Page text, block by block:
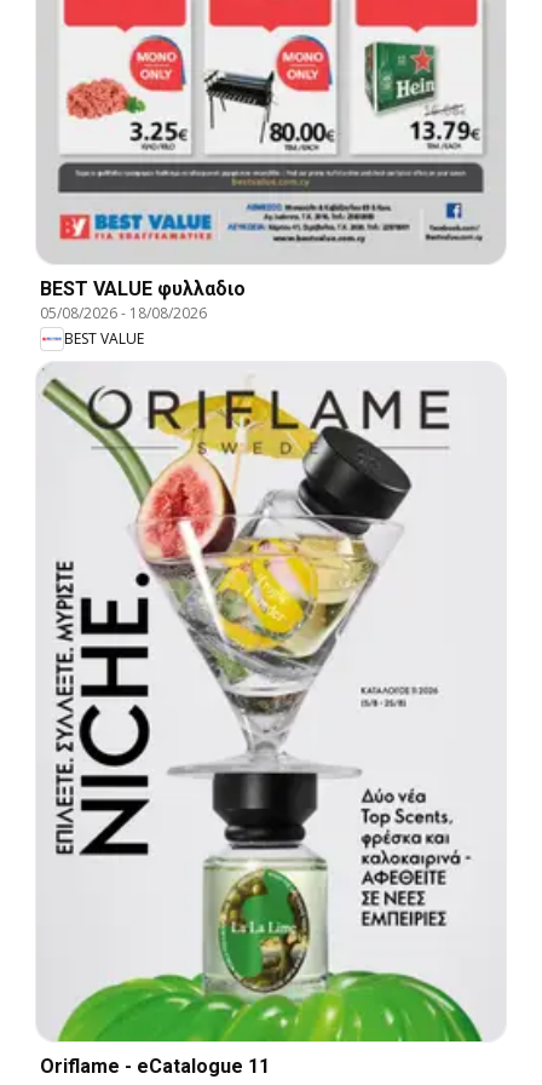
BEST VALUE φυλλαδιο
05/08/2026- 18/08/2026
BEST VALUE
Oriflame - eCatalogue 11